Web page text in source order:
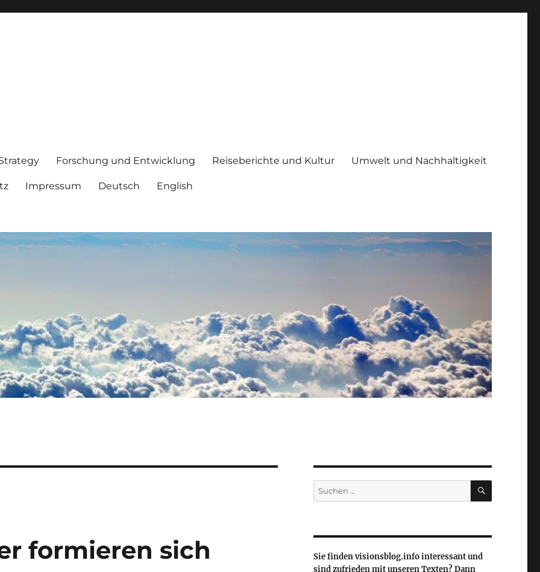
Forschung und Entwicklung Reiseberichte und Kultur Umwelt und Nachhaltigkeit
Impressum Deutsch English
formieren sich
Suche
nach:
SUCHEN
Sie finden visionsblog.info interessant und
sind zufrieden mit unseren Texten? Dann